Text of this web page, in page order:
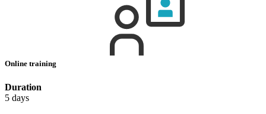
Online training
Duration
5 days